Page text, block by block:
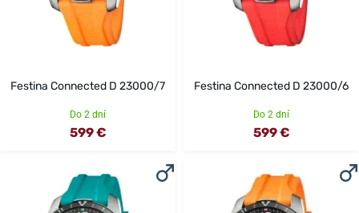
Festina Connected D 23000/7
Do 2 dní
599 €
Festina Connected D 23000/6
Do 2 dní
599 €